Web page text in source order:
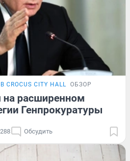
CROCUS CITY HALL ОБЗОР
на расширенном
Генпрокуратуры
Обсудить